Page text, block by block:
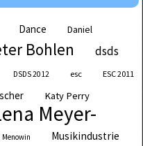
Dance
Daniel
Bohlen dsds
DSDS 2012 esc ESC 2011
Katy Perry
Meyer-
Menowin Musikindustrie